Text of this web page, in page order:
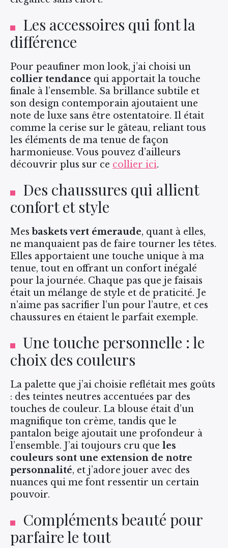
Les accessoires qui font la
différence
Pour peaufiner mon look, j’ai choisi un
collier tendance qui apportait la touche
finale à l’ensemble. Sa brillance subtile et
son design contemporain ajoutaient une
note de luxe sans être ostentatoire. Il était
comme la cerise sur le gâteau, reliant tous
les éléments de ma tenue de façon
harmonieuse. Vous pouvez d’ailleurs
découvrir plus sur ce collier ici.
Des chaussures qui allient
confort et style
Mes baskets vert émeraude, quant à elles,
ne manquaient pas de faire tourner les têtes.
Elles apportaient une touche unique à ma
tenue, tout en offrant un confort inégalé
pour la journée. Chaque pas que je faisais
était un mélange de style et de praticité. Je
n’aime pas sacrifier l’un pour l’autre, et ces
chaussures en étaient le parfait exemple.
Une touche personnelle : le
choix des couleurs
La palette que j’ai choisie reflétait mes goûts
: des teintes neutres accentuées par des
touches de couleur. La blouse était d’un
magnifique ton crème, tandis que le
pantalon beige ajoutait une profondeur à
l’ensemble. J’ai toujours cru que les
couleurs sont une extension de notre
personnalité, et j’adore jouer avec des
nuances qui me font ressentir un certain
pouvoir.
Compléments beauté pour
parfaire le tout